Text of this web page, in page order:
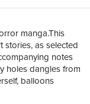
manga.This
stories, as selected
notes
holes dangles from
balloons
in the sky… An